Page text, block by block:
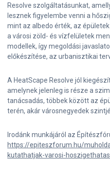
Resolve szolgáltatásunkat,
lesznek figyelembe venni a
mint az albedo érték, az
a városi zöld- és vízfelületek
modellek, így megoldási
előkészítése, az urbanisztikai
A HeatScape Resolve jól
amelynek jelenleg is része a
tanácsadás, többek között az
terén, akár városnegyedek
Irodánk munkájáról az
https://epiteszforum.hu/
kutathatjak-varosi-